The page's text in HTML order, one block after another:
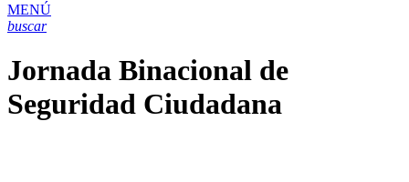
MENÚ
buscar
Jornada Binacional de
Seguridad Ciudadana